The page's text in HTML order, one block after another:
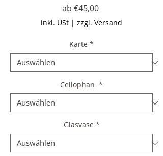
ab €45,00Sale-
Preis
inkl. USt | zzgl. Versand
Karte *
Cellophan *
Glasvase *